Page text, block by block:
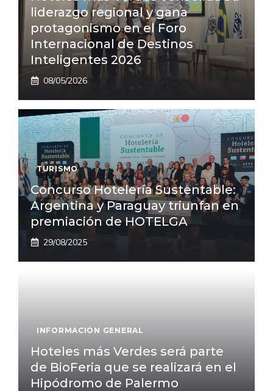
liderazgo regional y gana
protagonismo en el Foro
Internacional de Destinos
Inteligentes 2026
08/05/2026
TURISMO
Concurso Hotelería Sustentable:
Argentina y Paraguay triunfan en
premiación de HOTELGA
29/08/2025
INFORMACIÓN GENERAL
Hoteles más Verdes será parte
de BioFeria que se realizará en el
Hipódromo de Palermo